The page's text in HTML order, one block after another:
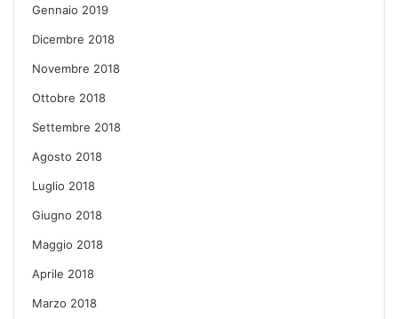
Gennaio 2019
Dicembre 2018
Novembre 2018
Ottobre 2018
Settembre 2018
Agosto 2018
Luglio 2018
Giugno 2018
Maggio 2018
Aprile 2018
Marzo 2018